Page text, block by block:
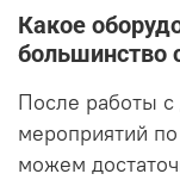
Какое
большинство
После работы с
мероприятий
можем